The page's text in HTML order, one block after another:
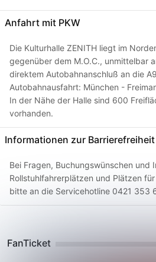
Anfahrt mit PKW
Die Kulturhalle ZENITH liegt im
gegenüber dem M.O.C., unmittelbar
direktem Autobahnanschluß an die
Autobahnausfahrt: München -
In der Nähe der Halle sind 600
vorhanden.
Informationen zur Barrierefreiheit
Bei Fragen, Buchungswünschen und
Rollstuhlfahrerplätzen und Plätzen
bitte an die Servicehotline 0421 353
FanTicket